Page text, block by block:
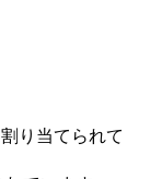
り当てられて